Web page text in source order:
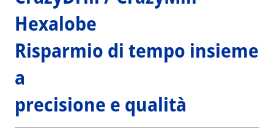
Hexalobe
Risparmio di tempo insieme
a
precisione e qualità